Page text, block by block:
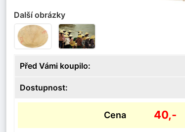
Další obrázky
Před Vámi koupilo:
Dostupnost:
Cena 40,-